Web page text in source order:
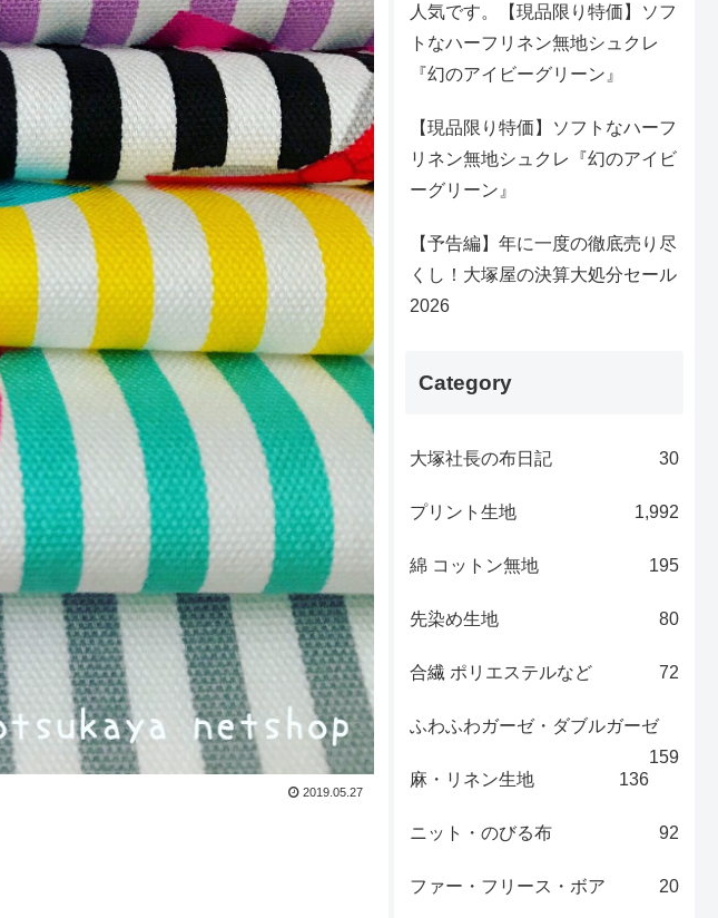
2019.05.27
人気です。【現品限り特価】ソフ
トなハーフリネン無地シュクレ
『幻のアイビーグリーン』
【現品限り特価】ソフトなハーフ
リネン無地シュクレ『幻のアイビ
ーグリーン』
【予告編】年に一度の徹底売り尽
くし！大塚屋の決算大処分セール
2026
Category
大塚社長の布日記 30
プリント生地 1,992
綿 コットン無地 195
先染め生地 80
合繊 ポリエステルなど 72
ふわふわガーゼ・ダブルガーゼ
159
麻・リネン生地
136
ニット・のびる布 92
ファー・フリース・ボア 20